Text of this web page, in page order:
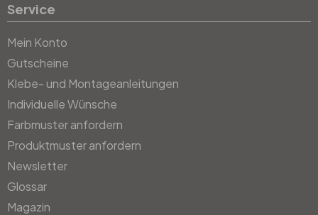
Service
Mein Konto
Gutscheine
Klebe- und Montageanleitungen
Individuelle Wünsche
Farbmuster anfordern
Produktmuster anfordern
Newsletter
Glossar
Magazin